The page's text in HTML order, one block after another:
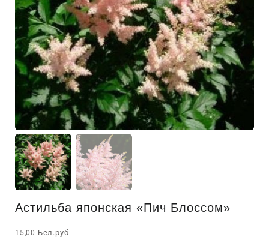
Астильба японская «Пич Блоссом»
15,00 Бел.руб